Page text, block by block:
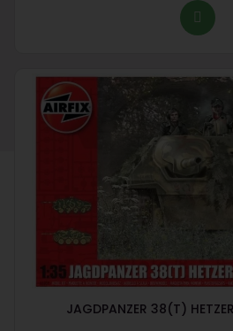
JAGDPANZER 38(T)